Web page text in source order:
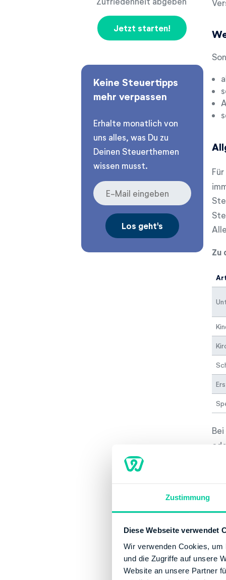
Zustimmung
Diese Webseite verwendet
Wir verwenden Cookies,
und die Zugriffe auf unsere
Website an unsere Partner
Jetzt starten!
Keine Steuertipps
mehr verpassen
Erhalte monatlich von
uns alles, was Du zu
Deinen Steuerthemen
wissen musst.
Zu
in